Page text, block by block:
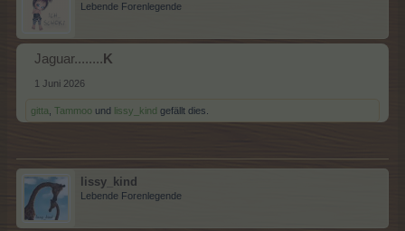
Lebende Forenlegende
Jaguar........ K
1 Juni 2026
gitta Tammoo und lissy_kind gefällt dies.
lissy_kind
Lebende Forenlegende